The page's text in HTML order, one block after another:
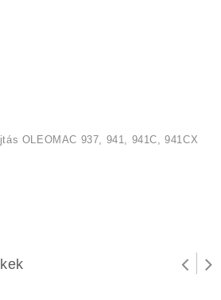
OLEOMAC 937, 941, 941C, 941CX